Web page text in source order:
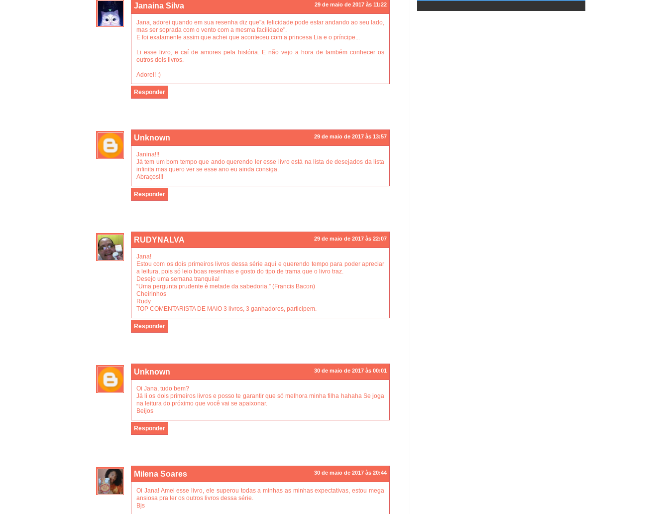
Janaina Silva 29 de maio de 2017 às 11:22
Jana, adorei quando em sua resenha diz que"a felicidade pode estar andando ao seu lado,
mas ser soprada com o vento com a mesma facilidade".
E foi exatamente assim que achei que aconteceu com a princesa Lia e o príncipe...
Li esse livro, e caí de amores pela história. E não vejo a hora de também conhecer os
outros dois livros.
Adorei! :)
Responder
Unknown 29 de maio de 2017 às 13:57
Janina!!!
Já tem um bom tempo que ando querendo ler esse livro está na lista de desejados da lista
infinita mas quero ver se esse ano eu ainda consiga.
Abraços!!!
Responder
RUDYNALVA 29 de maio de 2017 às 22:07
Jana!
Estou com os dois primeiros livros dessa série aqui e querendo tempo para poder apreciar
a leitura, pois só leio boas resenhas e gosto do tipo de trama que o livro traz.
Desejo uma semana tranquila!
“Uma pergunta prudente é metade da sabedoria.” (Francis Bacon)
Cheirinhos
Rudy
TOP COMENTARISTA DE MAIO 3 livros, 3 ganhadores, participem.
Responder
Unknown 30 de maio de 2017 às 00:01
Oi Jana, tudo bem?
Já li os dois primeiros livros e posso te garantir que só melhora minha filha hahaha Se joga
na leitura do próximo que você vai se apaixonar.
Beijos
Responder
Milena Soares 30 de maio de 2017 às 20:44
Oi Jana! Amei esse livro, ele superou todas a minhas as minhas expectativas, estou mega
ansiosa pra ler os outros livros dessa série.
Bjs